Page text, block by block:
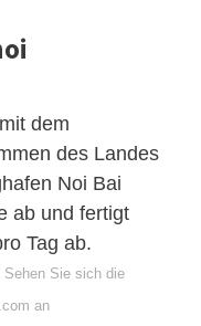
dem
des Landes
Noi Bai
ab und fertigt
Tag ab.
Sehen Sie sich die
an